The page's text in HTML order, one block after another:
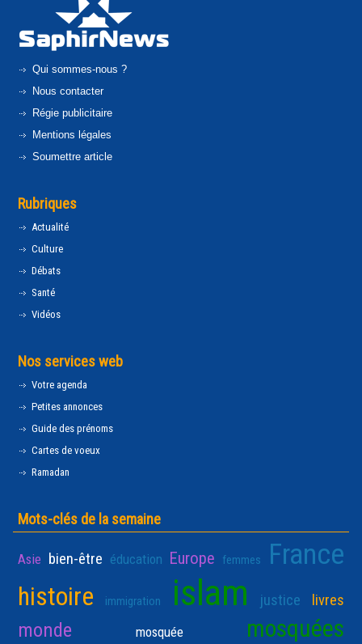
Qui sommes-nous ?
Nous contacter
Régie publicitaire
Mentions légales
Soumettre article
Rubriques
Actualité
Culture
Débats
Santé
Vidéos
Nos services web
Votre agenda
Petites annonces
Guide des prénoms
Cartes de voeux
Ramadan
Mots-clés de la semaine
Asie bien-être éducation Europe femmes France
histoire immigration islam justice livres
monde mosquée mosquées